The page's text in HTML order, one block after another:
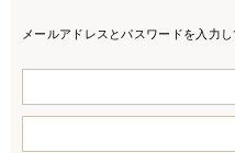
メールアドレスとパスワードを入力